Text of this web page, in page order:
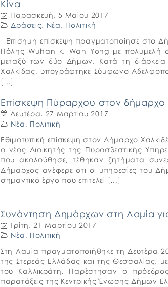
Κίνα
Παρασκευή, 5 Μαΐου 2017
Δράσεις, Νέα , Πολιτική
Επίσημη επίσκεψη πραγματοποίησε στο
Πόλης Wuhan κ. Wan Yong με πολυμελή
μεταξύ των δύο Δήμων. Κατά τη διάρκεια
Χαλκίδας, υπογράφτηκε Σύμφωνο
[…]
Επίσκεψη Πύραρχου στον δήμαρχο
Δευτέρα, 27 Μαρτίου 2017
Νέα , Πολιτική
Εθιμοτυπική επίσκεψη στον Δήμαρχο
ο νέος Διοικητής της Πυροσβεστικής
που ακολούθησε, τέθηκαν ζητήματα
Δήμαρχος ανέφερε ότι οι υπηρεσίες του
σημαντικό έργο που επιτελεί […]
Συνάντηση Δημάρχων στη Λαμία
Τρίτη, 21 Μαρτίου 2017
Νέα , Πολιτική
Στη Λαμία πραγματοποιήθηκε τη Δευτέρα
της Στερεάς Ελλάδας και της Θεσσαλίας, με
του Καλλικράτη. Παρέστησαν ο
παρατάξεις της Κεντρικής Ένωσης Δήμων